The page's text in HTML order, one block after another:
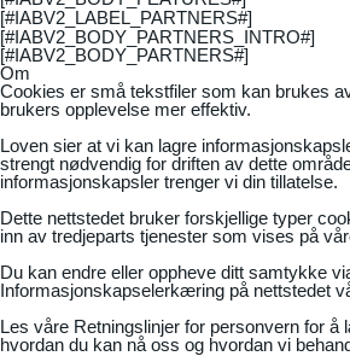
[#IABV2_LABEL_PARTNERS#]
[#IABV2_BODY_PARTNERS_INTRO#]
[#IABV2_BODY_PARTNERS#]
Om
Cookies er små tekstfiler som kan brukes
brukers opplevelse mer effektiv.
Loven sier at vi kan lagre
strengt nødvendig for driften av dette
informasjonskapsler trenger vi din tillatelse.
Dette nettstedet bruker forskjellige typer
inn av tredjeparts tjenester som vises på
Du kan endre eller oppheve ditt samtykke
Informasjonskapselerkæring på nettstedet
Les våre Retningslinjer for personvern for å
hvordan du kan nå oss og hvordan vi